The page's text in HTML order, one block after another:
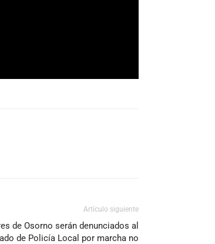
Artículo siguiente
de Osorno serán denunciados al
de Policía Local por marcha no